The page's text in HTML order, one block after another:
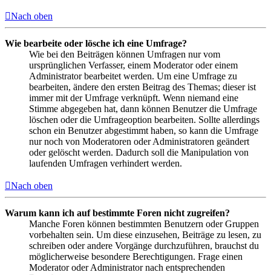
Nach oben
Wie bearbeite oder lösche ich eine Umfrage?
Wie bei den Beiträgen können Umfragen nur vom
ursprünglichen Verfasser, einem Moderator oder einem
Administrator bearbeitet werden. Um eine Umfrage zu
bearbeiten, ändere den ersten Beitrag des Themas; dieser ist
immer mit der Umfrage verknüpft. Wenn niemand eine
Stimme abgegeben hat, dann können Benutzer die Umfrage
löschen oder die Umfrageoption bearbeiten. Sollte allerdings
schon ein Benutzer abgestimmt haben, so kann die Umfrage
nur noch von Moderatoren oder Administratoren geändert
oder gelöscht werden. Dadurch soll die Manipulation von
laufenden Umfragen verhindert werden.
Nach oben
Warum kann ich auf bestimmte Foren nicht zugreifen?
Manche Foren können bestimmten Benutzern oder Gruppen
vorbehalten sein. Um diese einzusehen, Beiträge zu lesen, zu
schreiben oder andere Vorgänge durchzuführen, brauchst du
möglicherweise besondere Berechtigungen. Frage einen
Moderator oder Administrator nach entsprechenden